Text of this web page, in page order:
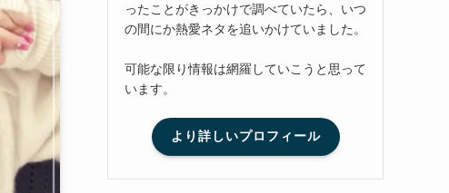
ったことがきっかけで調べていたら、いつ
の間にか熱愛ネタを追いかけていました。
可能な限り情報は網羅していこうと思って
います。
より詳しいプロフィール